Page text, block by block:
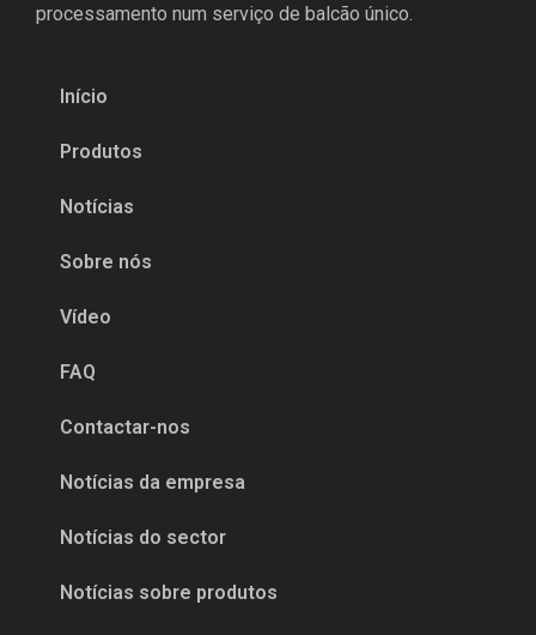
processamento num serviço de balcão único.
Início
Produtos
Notícias
Sobre nós
Vídeo
FAQ
Contactar-nos
Notícias da empresa
Notícias do sector
Notícias sobre produtos